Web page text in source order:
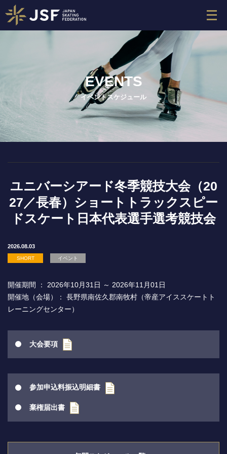
メ
EVENTS
イベントスケジュール
ユニバーシアード冬季競技大会（20
27／長春）ショートトラックスピー
ドスケート日本代表選手選考競技会
2026.08.03
SHORT イベント
開催期間 ： 2026年10月31日 ～ 2026年11月01日
開催地（会場）： 長野県南佐久郡南牧村（帝産アイススケートト
レーニングセンター）
大会要項
参加申込料振込明細書
棄権届出書